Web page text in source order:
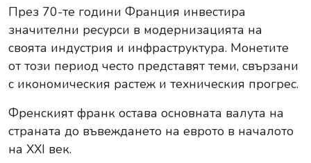
През 70-те години Франция инвестира
значителни ресурси в модернизацията на
своята индустрия и инфраструктура. Монетите
от този период често представят теми, свързани
с икономическия растеж и техническия прогрес.
Френският франк остава основната валута на
страната до въвеждането на еврото в началото
на XXI век.